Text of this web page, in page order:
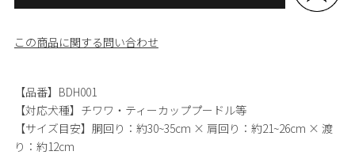
この商品に関する問い合わせ
【品番】BDH001
【対応犬種】チワワ・ティーカッププードル等
【サイズ目安】胴回り：約30~35cm × 肩回り：約21~26cm × 渡
り：約12cm